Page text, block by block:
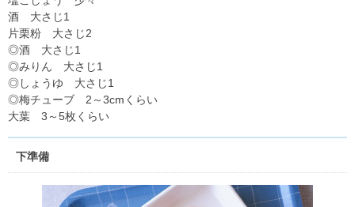
酒 大さじ1
片栗粉 大さじ2
◎酒 大さじ1
◎みりん 大さじ1
◎しょうゆ 大さじ1
◎梅チューブ 2～3cmくらい
大葉 3～5枚くらい
下準備